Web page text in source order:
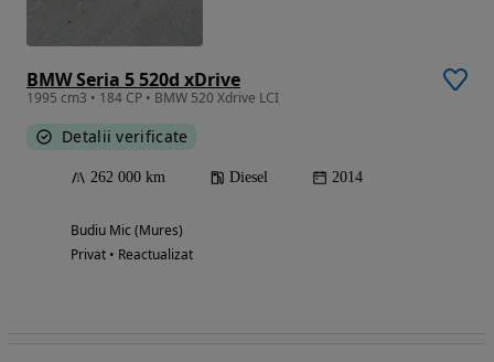
BMW Seria 5 520d xDrive
1995 cm3 • 184 CP • BMW 520 Xdrive LCI
Detalii verificate
262 000 km Diesel 2014
Budiu Mic (Mures)
Privat • Reactualizat